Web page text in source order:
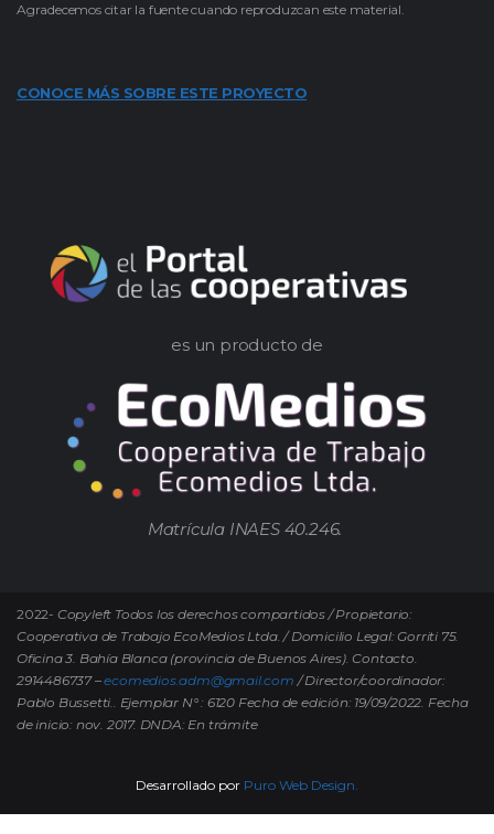
Agradecemos citar la fuente cuando reproduzcan este material.
CONOCE MÁS SOBRE ESTE PROYECTO
es un producto de
Matrícula INAES 40.246.
2022- Copyleft Todos los derechos compartidos / Propietario:
Cooperativa de Trabajo EcoMedios Ltda. / Domicilio Legal: Gorriti 75.
Oficina 3. Bahía Blanca (provincia de Buenos Aires). Contacto.
2914486737 –ecomedios.adm@gmail.com / Director/coordinador:
Pablo Bussetti.. Ejemplar N° : 6120 Fecha de edición: 19/09/2022. Fecha
de inicio: nov. 2017. DNDA: En trámite
Desarrollado por Puro Web Design.